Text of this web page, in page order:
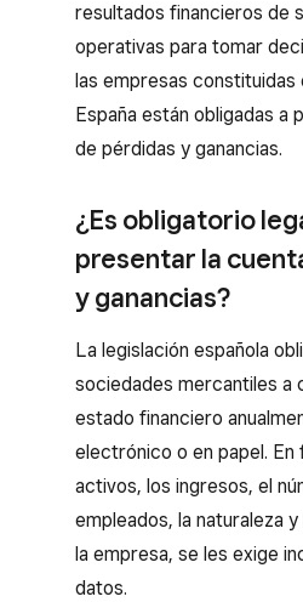
resultados financieros de
operativas para tomar
las empresas constituidas
España están obligadas a
de pérdidas y ganancias.
¿Es obligatorio
presentar la
y ganancias?
La legislación española
sociedades mercantiles a
estado financiero
electrónico o en papel. En
activos, los ingresos, el
empleados, la naturaleza
la empresa, se les exige
datos.